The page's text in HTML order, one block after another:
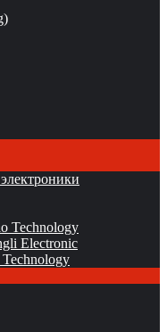
Technology
Electronic